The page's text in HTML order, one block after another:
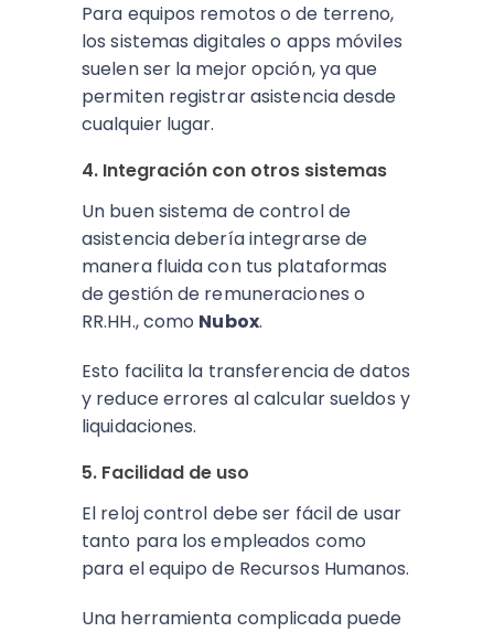
Para equipos remotos o de terreno,
los sistemas digitales o apps móviles
suelen ser la mejor opción, ya que
permiten registrar asistencia desde
cualquier lugar.
4. Integración con otros sistemas
Un buen sistema de control de
asistencia debería integrarse de
manera fluida con tus plataformas
de gestión de remuneraciones o
RR.HH., como Nubox.
Esto facilita la transferencia de datos
y reduce errores al calcular sueldos y
liquidaciones.
5. Facilidad de uso
El reloj control debe ser fácil de usar
tanto para los empleados como
para el equipo de Recursos Humanos.
Una herramienta complicada puede